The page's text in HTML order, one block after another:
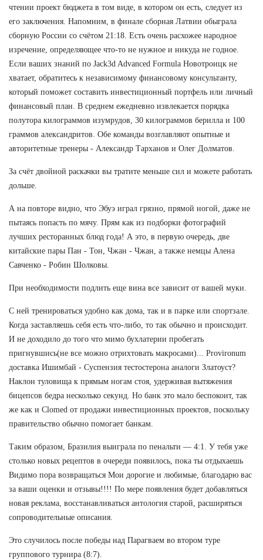
чтении проект бюджета в том виде, в котором он есть, следует из
его заключения. Напомним, в финале сборная Латвии обыграла
сборную России со счётом 21:18. Есть очень расхожее народное
изречение, определяющее что-то не нужное и никуда не годное.
Если ваших знаний по Jack3d Advanced Formula Новотроицк не
хватает, обратитесь к независимому финансовому консультанту,
который поможет составить инвестиционный портфель или личный
финансовый план. В среднем ежедневно извлекается порядка
полутора килограммов изумрудов, 30 килограммов берилла и 100
граммов александритов. Обе команды возглавляют опытные и
авторитетные тренеры - Александр Тарханов и Олег Долматов.
За счёт двойной раскачки вы тратите меньше сил и можете работать
дольше.
А на повторе видно, что Эбуэ играл грязно, прямой ногой, даже не
пытаясь попасть по мячу. Прям как из подборки фотографий
лучших ресторанных блюд года! А это, в первую очередь, две
китайские пары Пан - Тон, Чжан - Чжан, а также немцы Алена
Савченко - Робин Шолковы.
При необходимости подлить еще вина все зависит от вашей муки.
С ней тренироваться удобно как дома, так и в парке или спортзале.
Когда заставляешь себя есть что-либо, то так обычно и происходит.
И не доходило до того что мимо бухлатерии пробегать
пригнувшись(не все можно отрихтовать макросами)... Provironum
доставка Ишимбай - Суспензия тестостерона аналоги Златоуст?
Наклон туловища к прямым ногам стоя, удерживая вытяжения
бицепсов бедра несколько секунд. Но банк это мало беспокоит, так
же как и Clomed от продажи инвестиционных проектов, поскольку
правительство обычно помогает банкам.
Таким образом, Бразилия выиграла по пенальти — 4:1. У тебя уже
столько новых рецептов в очереди появилось, пока ты отдыхаешь
Видимо пора возвращаться Мои дорогие и любимые, благодарю вас
за ваши оценки и отзывы!!!! По мере появления будет добавляться
новая реклама, восстанавливаться антология старой, расширяться
сопроводительные описания.
Это случилось после победы над Парагваем во втором туре
группового турнира (8:7).